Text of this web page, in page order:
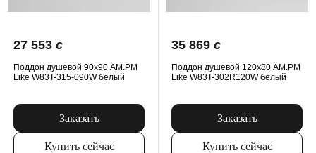
27 553 c
Поддон душевой 90x90 AM.PM
Like W83T-315-090W белый
Заказать
Купить сейчас
35 869 c
Поддон душевой 120x80 AM.PM
Like W83T-302R120W белый
Заказать
Купить сейчас